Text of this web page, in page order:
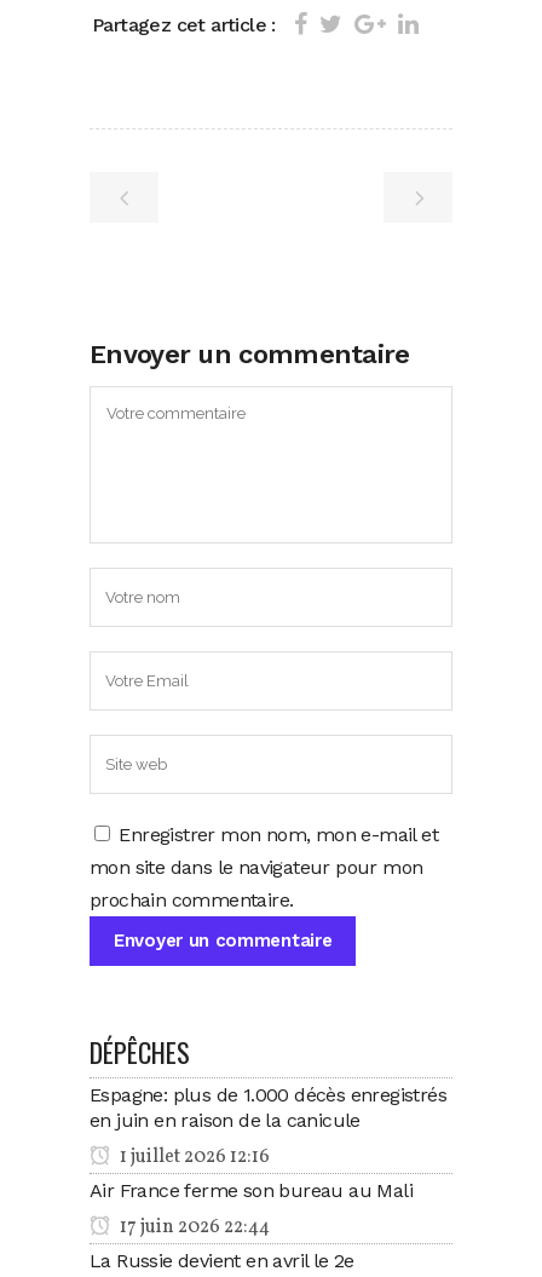
Partagez cet article :
Envoyer un commentaire
Enregistrer mon nom, mon e-mail et
mon site dans le navigateur pour mon
prochain commentaire.
DÉPÊCHES
Espagne: plus de 1.000 décès enregistrés
en juin en raison de la canicule
1 juillet 2026 12:16
Air France ferme son bureau au Mali
17 juin 2026 22:44
La Russie devient en avril le 2e